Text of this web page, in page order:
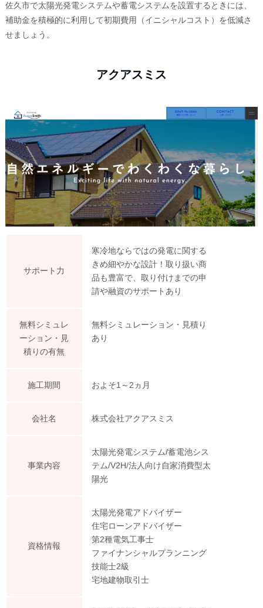
佐久市で太陽光発電システムや蓄電システムを設置するときには、
補助金を積極的に利用して初期費用（イニシャルコスト）を低減さ
せましょう。
アクアスミス
サポート力
寒冷地ならではの発電に関する
きめ細やかな設計！取り扱い商
品も豊富で、取り付けまでの申
請や融資のサポートあり
無料シミュレ
ーション・見
積りの有無
無料シミュレーション・見積り
あり
施工期間 およそ1～2ヵ月
会社名 株式会社アクアスミス
事業内容
太陽光発電システム/蓄電池シス
テム/V2H/法人向け自家消費型太
陽光
資格情報
太陽光発電アドバイザー
住宅ローンアドバイザー
第2種電気工事士
ファイナンシャルプランニング
技能士2級
宅地建物取引士